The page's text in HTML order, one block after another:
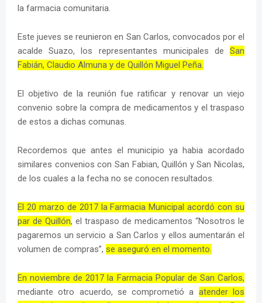
la farmacia comunitaria.
Este jueves se reunieron en San Carlos, convocados por el
acalde Suazo, los representantes municipales de San
Fabián, Claudio Almuna y de Quillón Miguel Peña.
El objetivo de la reunión fue ratificar y renovar un viejo
convenio sobre la compra de medicamentos y el traspaso
de estos a dichas comunas.
Recordemos que antes el municipio ya habia acordado
similares convenios con San Fabian, Quillón y San Nicolas,
de los cuales a la fecha no se conocen resultados.
El 20 marzo de 2017 la Farmacia Municipal acordó con su
par de Quillón, el traspaso de medicamentos “Nosotros le
pagaremos un servicio a San Carlos y ellos aumentarán el
volumen de compras”, se aseguró en el momento.
En noviembre de 2017 la Farmacia Popular de San Carlos,
mediante otro acuerdo, se comprometió a atender los